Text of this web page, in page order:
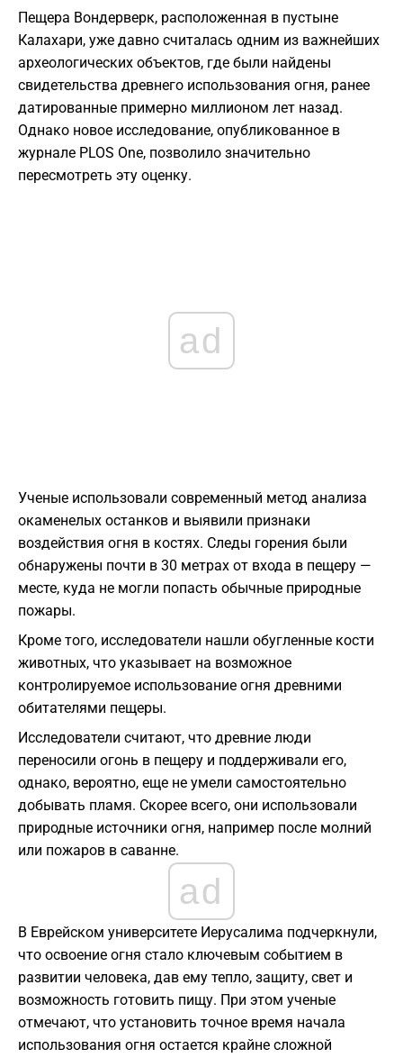
Пещера Вондерверк, расположенная в пустыне
Калахари, уже давно считалась одним из важнейших
археологических объектов, где были найдены
свидетельства древнего использования огня, ранее
датированные примерно миллионом лет назад.
Однако новое исследование, опубликованное в
журнале PLOS One, позволило значительно
пересмотреть эту оценку.
ad
Ученые использовали современный метод анализа
окаменелых останков и выявили признаки
воздействия огня в костях. Следы горения были
обнаружены почти в 30 метрах от входа в пещеру —
месте, куда не могли попасть обычные природные
пожары.
Кроме того, исследователи нашли обугленные кости
животных, что указывает на возможное
контролируемое использование огня древними
обитателями пещеры.
Исследователи считают, что древние люди
переносили огонь в пещеру и поддерживали его,
однако, вероятно, еще не умели самостоятельно
добывать пламя. Скорее всего, они использовали
природные источники огня, например после молний
или пожаров в саванне.
ad
В Еврейском университете Иерусалима подчеркнули,
что освоение огня стало ключевым событием в
развитии человека, дав ему тепло, защиту, свет и
возможность готовить пищу. При этом ученые
отмечают, что установить точное время начала
использования огня остается крайне сложной